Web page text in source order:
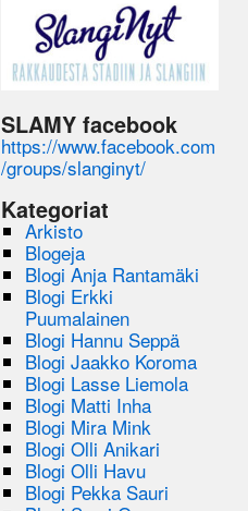
SLAMY facebook
https://www.facebook.com
/groups/slanginyt/
Kategoriat
Arkisto
Blogeja
Blogi Anja Rantamäki
Blogi Erkki
Puumalainen
Blogi Hannu Seppä
Blogi Jaakko Koroma
Blogi Lasse Liemola
Blogi Matti Inha
Blogi Mira Mink
Blogi Olli Anikari
Blogi Olli Havu
Blogi Pekka Sauri